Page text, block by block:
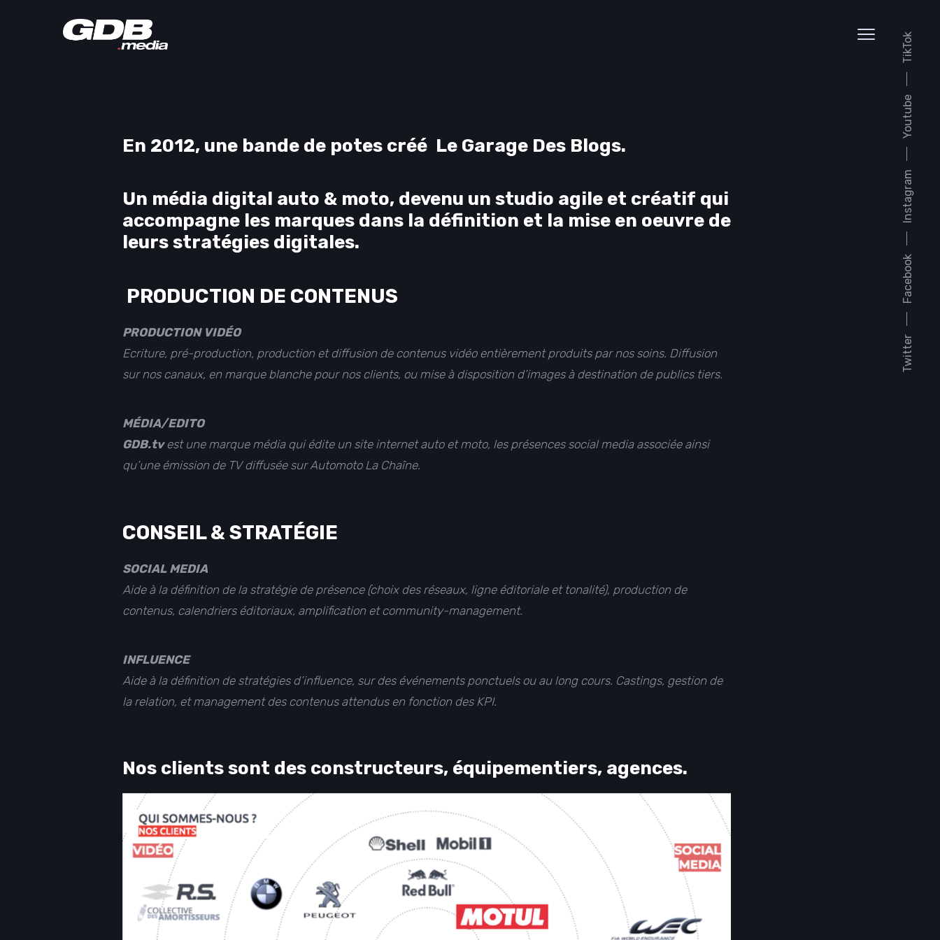
Twitter
Facebook
Instagram
Youtube
TikTok
En 2012, une bande de potes créé Le Garage Des Blogs.
Un média digital auto & moto, devenu un studio agile et créatif qui
accompagne les marques dans la définition et la mise en oeuvre de
leurs stratégies digitales.
PRODUCTION DE CONTENUS
PRODUCTION VIDÉO
Ecriture, pré-production, production et diffusion de contenus vidéo entièrement produits par nos soins. Diffusion
sur nos canaux, en marque blanche pour nos clients, ou mise à disposition d’images à destination de publics tiers.
MÉDIA/EDITO
GDB.tv est une marque média qui édite un site internet auto et moto, les présences social media associée ainsi
qu’une émission de TV diffusée sur Automoto La Chaîne.
CONSEIL & STRATÉGIE
SOCIAL MEDIA
Aide à la définition de la stratégie de présence (choix des réseaux, ligne éditoriale et tonalité), production de
contenus, calendriers éditoriaux, amplification et community-management.
INFLUENCE
Aide à la définition de stratégies d’influence, sur des événements ponctuels ou au long cours. Castings, gestion de
la relation, et management des contenus attendus en fonction des KPI.
Nos clients sont des constructeurs, équipementiers, agences.